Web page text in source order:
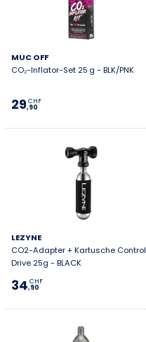
MUC OFF
CO₂-Inflator-Set 25 g - BLK/PNK
29,90
CHF
LEZYNE
CO2-Adapter + Kartusche Control
Drive 25g - BLACK
34,90
CHF